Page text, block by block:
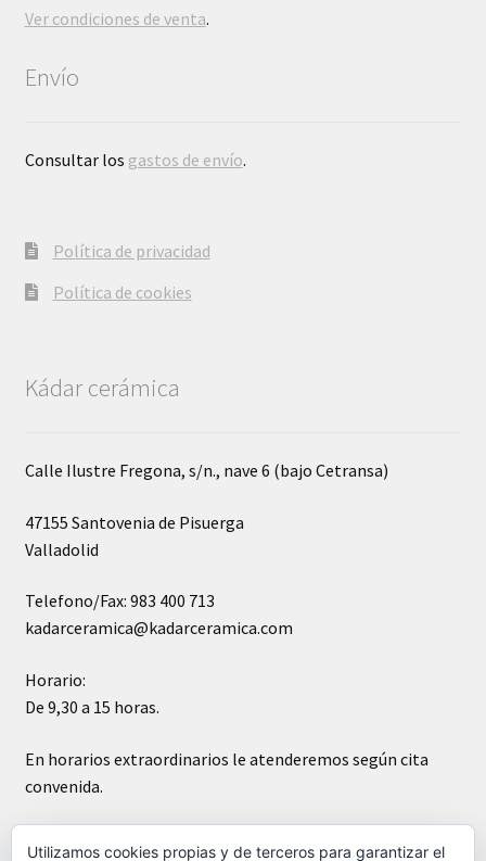
Ver condiciones de venta.
Envío
Consultar los gastos de envío.
Política de privacidad
Política de cookies
Kádar cerámica
Calle Ilustre Fregona, s/n., nave 6 (bajo Cetransa)
47155 Santovenia de Pisuerga
Valladolid
Telefono/Fax: 983 400 713
kadarceramica@kadarceramica.com
Horario:
De 9,30 a 15 horas.
En horarios extraordinarios le atenderemos según cita
convenida.
Utilizamos cookies propias y de terceros para garantizar el